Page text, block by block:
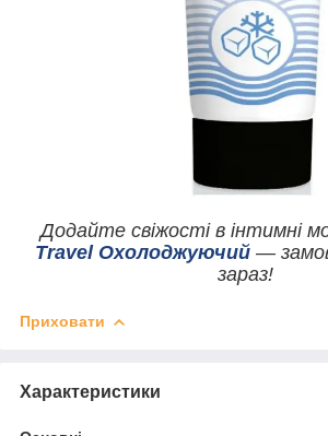
Додайте свіжості в інтимні
Travel Охолоджуючий—
зараз!
Приховати
Характеристики